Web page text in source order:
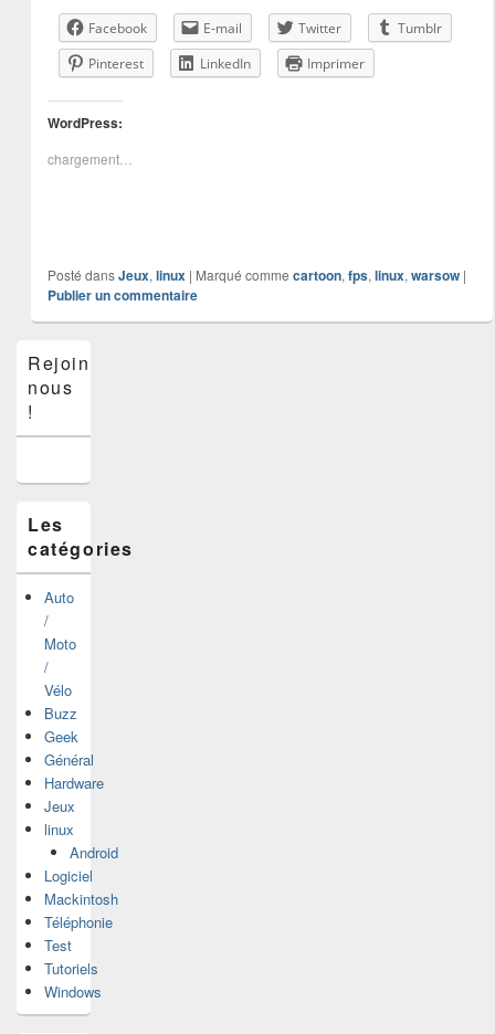
Facebook E-mail Twitter
Tumblr
Pinterest
LinkedIn Imprimer
WordPress:
chargement…
Posté dans Jeux, linux | Marqué comme cartoon, fps, linux, warsow |
Publier un commentaire
principale
de
widget
latérale
Rejoins-
nous
!
Les
catégories
Auto
/
Moto
/
Vélo
Buzz
Geek
Général
Hardware
Jeux
linux
Android
Logiciel
Mackintosh
Téléphonie
Test
Tutoriels
Windows